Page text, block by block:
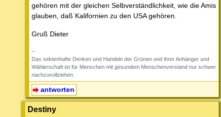
gehören mit der gleichen Selbverständlichkeit, wie die Amis
glauben, daß Kalifornien zu den USA gehören.
Gruß Dieter
--
Das sektenhafte Denken und Handeln der Grünen und ihrer Anhänger und
Wählerschaft ist für Menschen mit gesundem Menschenverstand nur schwer
nachzuvollziehen.
antworten
Destiny